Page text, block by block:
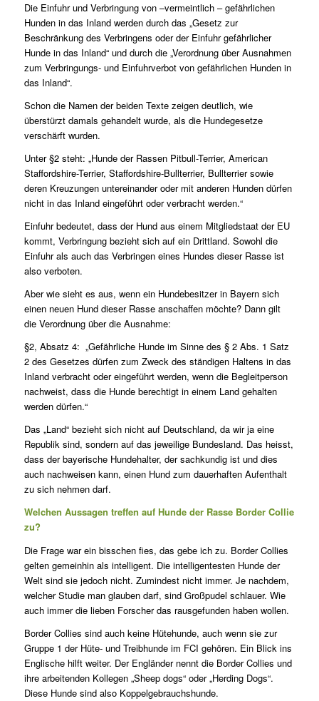
Die Einfuhr und Verbringung von –vermeintlich – gefährlichen
Hunden in das Inland werden durch das „Gesetz zur
Beschränkung des Verbringens oder der Einfuhr gefährlicher
Hunde in das Inland“ und durch die „Verordnung über Ausnahmen
zum Verbringungs- und Einfuhrverbot von gefährlichen Hunden in
das Inland“.
Schon die Namen der beiden Texte zeigen deutlich, wie
überstürzt damals gehandelt wurde, als die Hundegesetze
verschärft wurden.
Unter §2 steht: „Hunde der Rassen Pitbull-Terrier, American
Staffordshire-Terrier, Staffordshire-Bullterrier, Bullterrier sowie
deren Kreuzungen untereinander oder mit anderen Hunden dürfen
nicht in das Inland eingeführt oder verbracht werden.“
Einfuhr bedeutet, dass der Hund aus einem Mitgliedstaat der EU
kommt, Verbringung bezieht sich auf ein Drittland. Sowohl die
Einfuhr als auch das Verbringen eines Hundes dieser Rasse ist
also verboten.
Aber wie sieht es aus, wenn ein Hundebesitzer in Bayern sich
einen neuen Hund dieser Rasse anschaffen möchte? Dann gilt
die Verordnung über die Ausnahme:
§2, Absatz 4: „Gefährliche Hunde im Sinne des § 2 Abs. 1 Satz
2 des Gesetzes dürfen zum Zweck des ständigen Haltens in das
Inland verbracht oder eingeführt werden, wenn die Begleitperson
nachweist, dass die Hunde berechtigt in einem Land gehalten
werden dürfen.“
Das „Land“ bezieht sich nicht auf Deutschland, da wir ja eine
Republik sind, sondern auf das jeweilige Bundesland. Das heisst,
dass der bayerische Hundehalter, der sachkundig ist und dies
auch nachweisen kann, einen Hund zum dauerhaften Aufenthalt
zu sich nehmen darf.
Welchen Aussagen treffen auf Hunde der Rasse Border Collie
zu?
Die Frage war ein bisschen fies, das gebe ich zu. Border Collies
gelten gemeinhin als intelligent. Die intelligentesten Hunde der
Welt sind sie jedoch nicht. Zumindest nicht immer. Je nachdem,
welcher Studie man glauben darf, sind Großpudel schlauer. Wie
auch immer die lieben Forscher das rausgefunden haben wollen.
Border Collies sind auch keine Hütehunde, auch wenn sie zur
Gruppe 1 der Hüte- und Treibhunde im FCI gehören. Ein Blick ins
Englische hilft weiter. Der Engländer nennt die Border Collies und
ihre arbeitenden Kollegen „Sheep dogs“ oder „Herding Dogs“.
Diese Hunde sind also Koppelgebrauchshunde.